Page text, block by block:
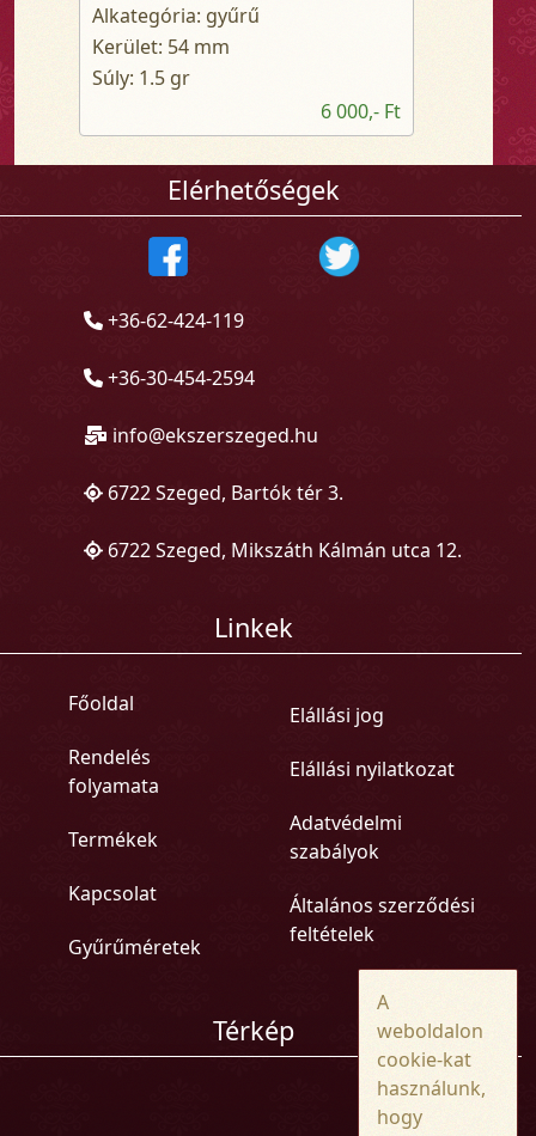
Alkategória: gyűrű
Kerület: 54 mm
Súly: 1.5 gr
6 000,- Ft
Elérhetőségek
+36-62-424-119
+36-30-454-2594
info@ekszerszeged.hu
6722 Szeged, Bartók tér 3.
6722 Szeged, Mikszáth Kálmán utca 12.
Linkek
Főoldal
Rendelés
folyamata
Termékek
Kapcsolat
Gyűrűméretek
Elállási jog
Elállási nyilatkozat
Adatvédelmi
szabályok
Általános szerződési
feltételek
Térkép
A
weboldalon
cookie-kat
használunk,
hogy